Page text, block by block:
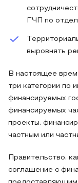
ГЧП по
выровнять
В настоящее
три категории по
финансируемых
финансируемых
проекты,
частным или
Правительство,
соглашение с